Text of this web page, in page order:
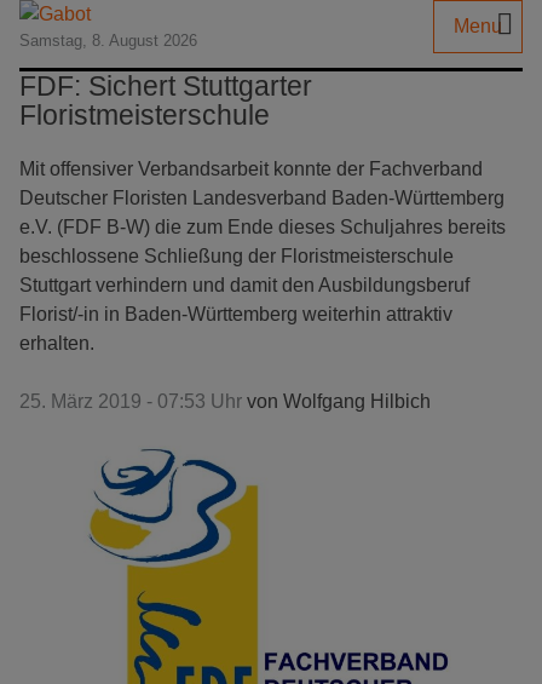
Samstag, 8. August 2026
Menu
FDF: Sichert Stuttgarter
Floristmeisterschule
Mit offensiver Verbandsarbeit konnte der Fachverband
Deutscher Floristen Landesverband Baden-Württemberg
e.V. (FDF B-W) die zum Ende dieses Schuljahres bereits
beschlossene Schließung der Floristmeisterschule
Stuttgart verhindern und damit den Ausbildungsberuf
Florist/-in in Baden-Württemberg weiterhin attraktiv
erhalten.
25. März 2019 - 07:53 Uhr von Wolfgang Hilbich